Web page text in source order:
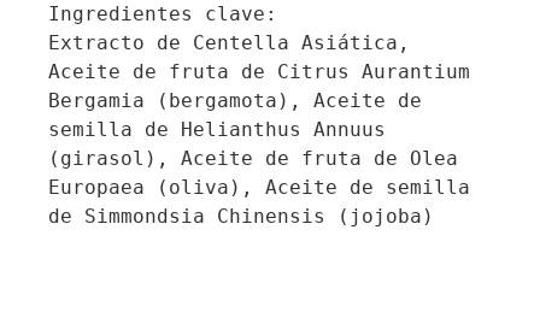
Ingredientes clave:
Extracto de Centella Asiática,
Aceite de fruta de Citrus Aurantium
Bergamia (bergamota), Aceite de
semilla de Helianthus Annuus
(girasol), Aceite de fruta de Olea
Europaea (oliva), Aceite de semilla
de Simmondsia Chinensis (jojoba)